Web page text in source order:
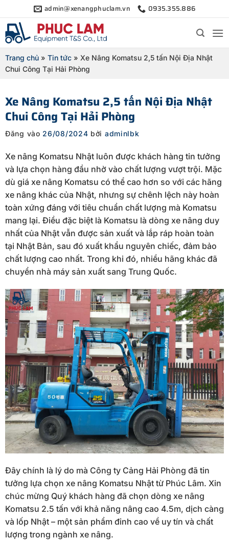
qua
nội
dung
admin@xenangphuclam.vn 0935.355.886
Trang chủ » Tin tức » Xe Nâng Komatsu 2,5 tấn Nội Địa Nhật
Chui Công Tại Hải Phòng
Xe Nâng Komatsu 2,5 tấn Nội Địa Nhật
Chui Công Tại Hải Phòng
Đăng vào 26/08/2024 bởi adminlbk
Xe nâng Komatsu Nhật luôn được khách hàng tin tưởng
và lựa chọn hàng đầu nhờ vào chất lượng vượt trội. Mặc
dù giá xe nâng Komatsu có thể cao hơn so với các hãng
xe nâng khác của Nhật, nhưng sự chênh lệch này hoàn
toàn xứng đáng với tiêu chuẩn chất lượng mà Komatsu
mang lại. Điều đặc biệt là Komatsu là dòng xe nâng duy
nhất của Nhật vẫn được sản xuất và lắp ráp hoàn toàn
tại Nhật Bản, sau đó xuất khẩu nguyên chiếc, đảm bảo
chất lượng cao nhất. Trong khi đó, nhiều hãng khác đã
chuyển nhà máy sản xuất sang Trung Quốc.
Đây chính là lý do mà Công ty Cảng Hải Phòng đã tin
tưởng lựa chọn xe nâng Komatsu Nhật từ Phúc Lâm. Xin
chúc mừng Quý khách hàng đã chọn dòng xe nâng
Komatsu 2.5 tấn với khả năng nâng cao 4.5m, dịch càng
và lốp Nhật – một sản phẩm đỉnh cao về uy tín và chất
lượng trong ngành xe nâng.